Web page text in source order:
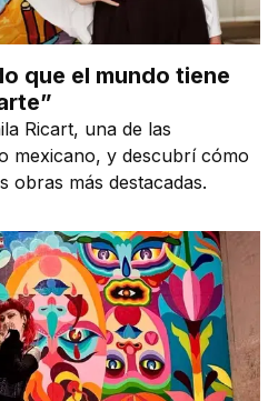
que el mundo tiene
Ricart, una de las
mexicano, y descubrí cómo
obras más destacadas.